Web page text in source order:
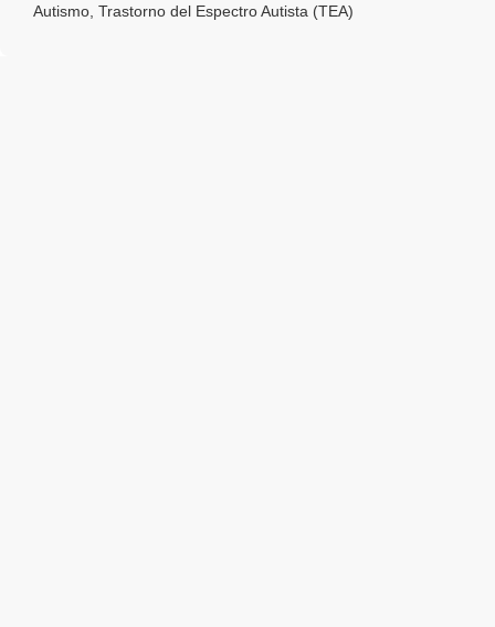
Autismo Trastorno del Espectro Autista (TEA)